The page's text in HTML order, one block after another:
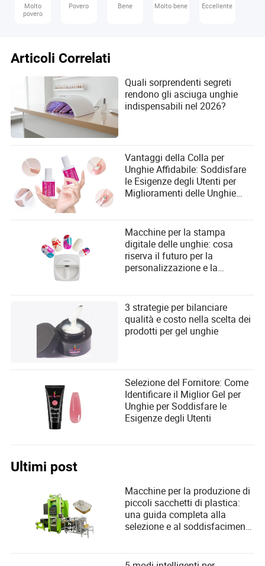
Molto
povero
Povero Bene Molto bene Eccellente
Articoli Correlati
Quali sorprendenti segreti
rendono gli asciuga unghie
indispensabili nel 2026?
Vantaggi della Colla per
Unghie Affidabile: Soddisfare
le Esigenze degli Utenti per
Miglioramenti delle Unghie
Macchine per la stampa
digitale delle unghie: cosa
riserva il futuro per la
personalizzazione e la
3 strategie per bilanciare
qualità e costo nella scelta dei
prodotti per gel unghie
Selezione del Fornitore: Come
Identificare il Miglior Gel per
Unghie per Soddisfare le
Esigenze degli Utenti
Ultimi post
Macchine per la produzione di
piccoli sacchetti di plastica:
una guida completa alla
selezione e al soddisfacimento